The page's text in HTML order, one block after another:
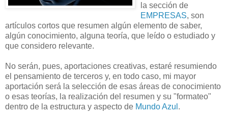
la sección de
EMPRESAS, son
artículos cortos que resumen algún elemento de saber,
algún conocimiento, alguna teoría, que leído o estudiado y
que considero relevante.
No serán, pues, aportaciones creativas, estaré resumiendo
el pensamiento de terceros y, en todo caso, mi mayor
aportación será la selección de esas áreas de conocimiento
o esas teorías, la realización del resumen y su "formateo"
dentro de la estructura y aspecto de Mundo Azul .